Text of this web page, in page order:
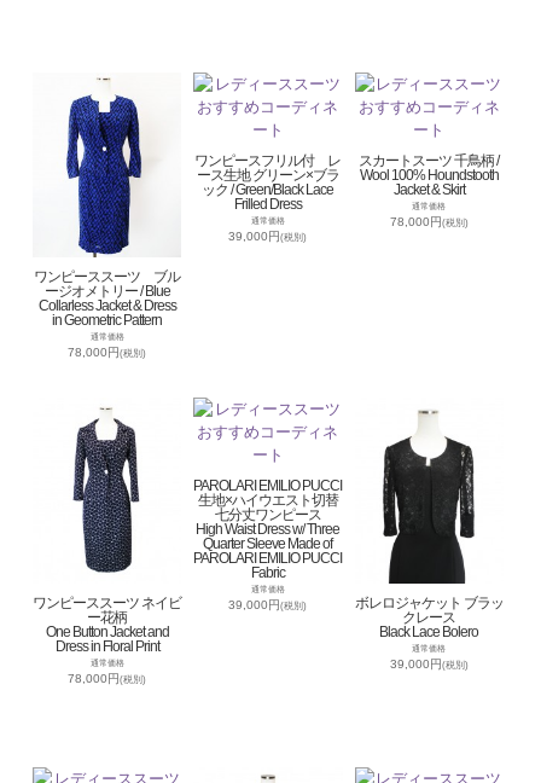
ワンピーススーツ ブル
ージオメトリー / Blue
Collarless Jacket & Dress
in Geometric Pattern
通常価格
78,000円(税別)
ワンピースフリル付 レ
ース生地 グリーン×ブラ
ック / Green/Black Lace
Frilled Dress
通常価格
39,000円(税別)
スカートスーツ 千鳥柄 /
Wool 100% Houndstooth
Jacket & Skirt
通常価格
78,000円(税別)
ワンピーススーツ ネイビ
ー花柄
One Button Jacket and
Dress in Floral Print
通常価格
78,000円(税別)
PAROLARI EMILIO PUCCI
生地×ハイウエスト切替
七分丈ワンピース
High Waist Dress w/ Three
Quarter Sleeve Made of
PAROLARI EMILIO PUCCI
Fabric
通常価格
39,000円(税別)
ボレロジャケット ブラッ
クレース
Black Lace Bolero
通常価格
39,000円(税別)